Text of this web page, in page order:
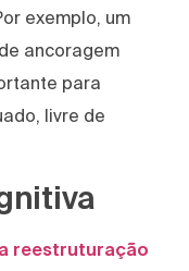
exemplo, um
ancoragem
para
livre de
reestruturação